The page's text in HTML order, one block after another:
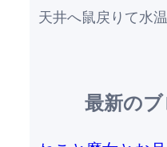
天井へ鼠戻りて水
最新の